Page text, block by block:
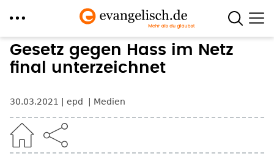
Direkt
zum
Gesetz gegen Hass im Netz
final unterzeichnet
30.03.2021 epd Medien